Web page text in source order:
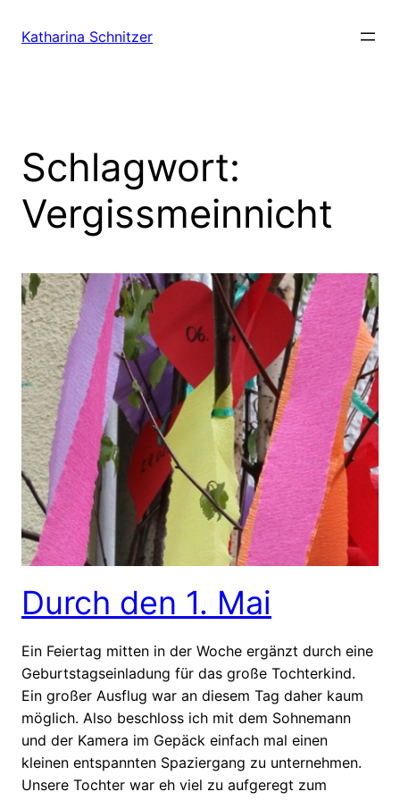
InhaltKatharina Schnitzer
Schlagwort:
Vergissmeinnicht
Durch den 1. Mai
Ein Feiertag mitten in der Woche ergänzt durch eine
Geburtstagseinladung für das große Tochterkind.
Ein großer Ausflug war an diesem Tag daher kaum
möglich. Also beschloss ich mit dem Sohnemann
und der Kamera im Gepäck einfach mal einen
kleinen entspannten Spaziergang zu unternehmen.
Unsere Tochter war eh viel zu aufgeregt zum